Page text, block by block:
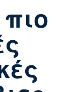
πιο